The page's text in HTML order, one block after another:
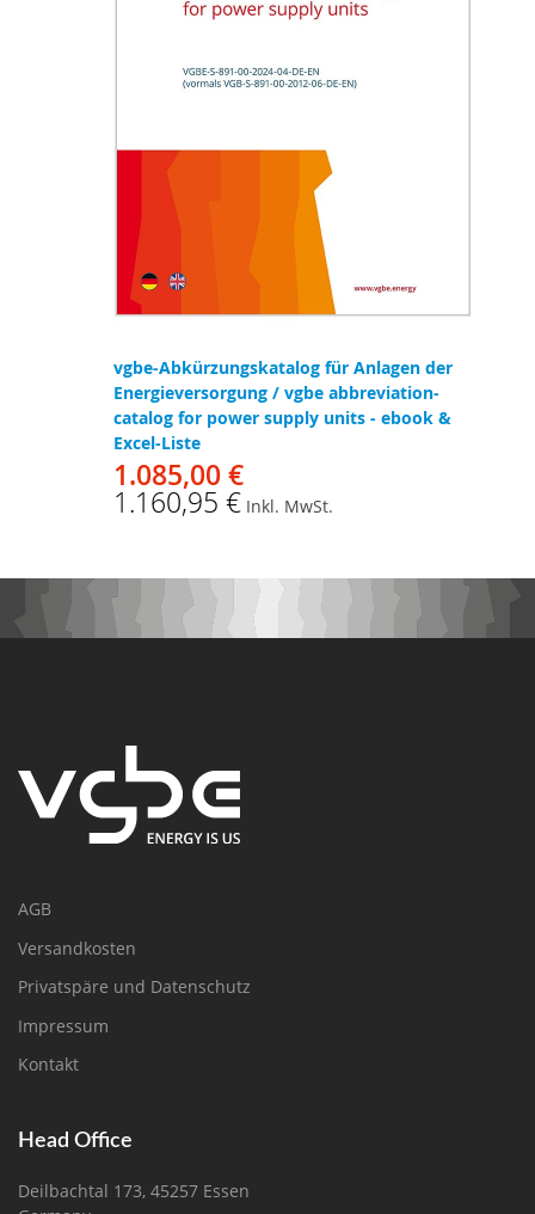
vgbe-Abkürzungskatalog für Anlagen der
Energieversorgung / vgbe abbreviation-
catalog for power supply units - ebook &
Excel-Liste
1.085,00 €
1.160,95 € Inkl. MwSt.
AGB
Versandkosten
Privatspäre und Datenschutz
Impressum
Kontakt
Head Office
Deilbachtal 173, 45257 Essen